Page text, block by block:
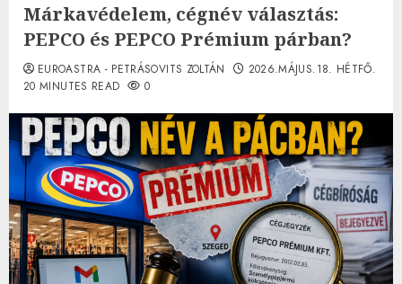
Márkavédelem, cégnév választás:
PEPCO és PEPCO Prémium párban?
EUROASTRA - PETRÁSOVITS ZOLTÁN
2026.MÁJUS.18. HÉTFŐ.
20 MINUTES READ
0